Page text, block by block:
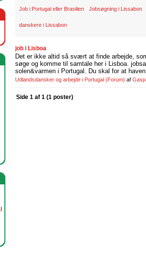
Job i Portugal eller Brasilien Jobsøgning i Lissabon
danskere i Lissabon
job i Lisboa
Det er ikke altid så svært at finde arbejde,
søge og komme til samtale her i Lisboa.
solen&varmen i Portugal. Du skal for at
Udlandsdansker og arbejde i Portugal (Forum) af
Side 1 af 1 (1 poster)